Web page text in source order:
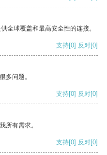
全球覆盖和最高安全性的连接。
支持[0] 反对[0]
多问题。
支持[0] 反对[0]
所有需求。
支持[0] 反对[0]